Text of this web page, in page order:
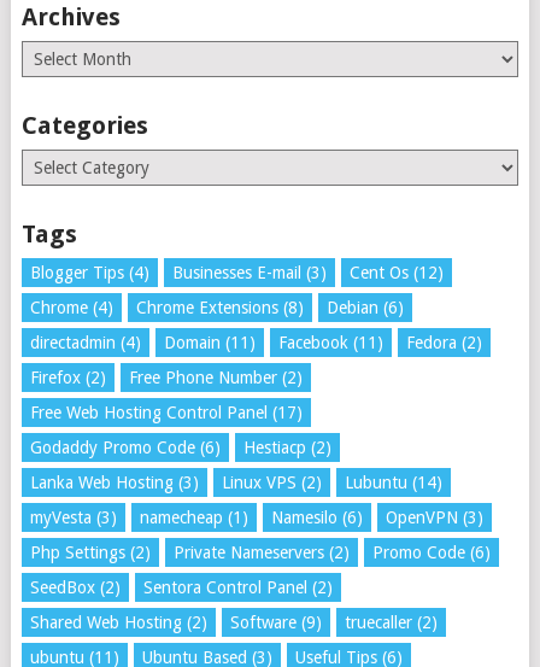
Archives
Archives
Categories
Categories
Tags
Blogger Tips(4) Businesses E-mail (3) Cent Os(12)
Chrome(4) Chrome Extensions(8) Debian (6)
directadmin (4) Domain (11) Facebook (11) Fedora (2)
Firefox(2) Free Phone Number(2)
Free Web Hosting Control Panel (17)
Godaddy Promo Code(6) Hestiacp (2)
Lanka Web Hosting(3) Linux VPS (2) Lubuntu (14)
myVesta (3) namecheap (1) Namesilo (6) OpenVPN (3)
Php Settings(2) Private Nameservers(2) Promo Code(6)
SeedBox(2) Sentora Control Panel (2)
Shared Web Hosting(2) Software(9) truecaller(2)
ubuntu (11) Ubuntu Based (3) Useful Tips(6)